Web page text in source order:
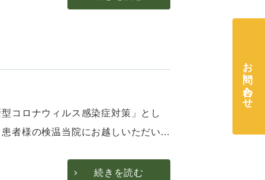
コロナウィルス感染症対策」とし
者様の検温当院にお越しいただい...
続きを読む
お問い合わせ